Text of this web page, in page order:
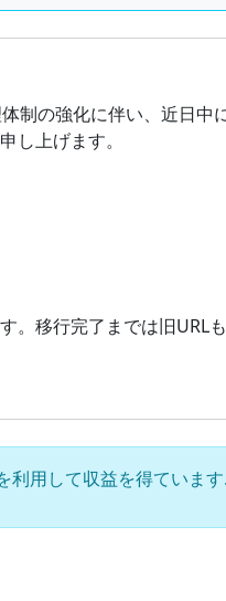
の強化に伴い、近日中
し上げます。
移行完了までは旧URL
利用して収益を得ています.